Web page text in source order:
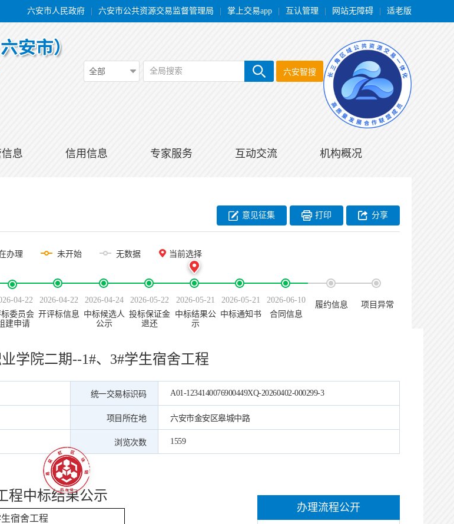
六安市人民政府 六安市公共资源交易监督管理局 掌上交易app 互认管理 网站无障碍 适老版
全部 全局搜索 六安智搜
息 信用信息 专家服务 互动交流 机构概况
意见征集 分享
打印
办理 未开始 无数据 当前选择
04-22
委员会
建申请
2026-04-22
开评标信息
2026-04-24
中标候选人
公示
2026-05-22
投标保证金
退还
2026-05-21
中标结果公
示
2026-05-21
中标通知书
2026-06-10
合同信息
履约信息 项目异常
学院二期--1#、3#学生宿舍工程
统一交易标识码 A01-1234140076900449XQ-20260402-000299-3
项目所在地 六安市金安区皋城中路
浏览次数 1559
程中标结果公示
宿舍工程
办理流程公开